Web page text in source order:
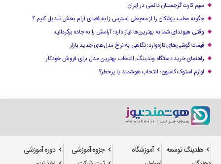
سیم کارت گرجستان دائمی در ایران
چگونه مطب پزشکان را از محیطی استرس زا به فضای آرام بخش تبدیل کنیم ؟
وقتی هیوندای شما به بهترین‌ها نیاز دارد؛ آرامش را به جاده برگردانید
قیمت گوشی‌های تازه‌وارد؛ نگاهی به نرخ مدل‌های جدید بازار
راهنمای خرید دستگاه وندینگ: انتخاب بهترین مدل برای فروش خودکار
لوازم استوک کامیون؛ انتخاب هوشمند یا پرخطر؟
هلدینگ توسعه
آموزشگاه
جزوه آموزشی
دوره آموزشی